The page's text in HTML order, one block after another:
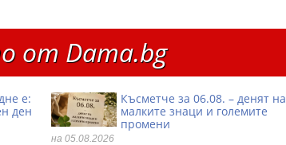
от Dama.bg
е:
ден
Късметче за 06.08. – денят на
малките знаци и големите
промени
на 05.08.2026